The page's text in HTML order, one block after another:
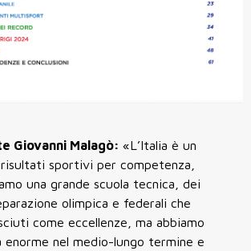
Giovanni Malagò: «L’Italia è un
sportivi per competenza,
una grande scuola tecnica, dei
olimpica e federali che
come eccellenze, ma abbiamo
enorme nel medio-lungo termine e